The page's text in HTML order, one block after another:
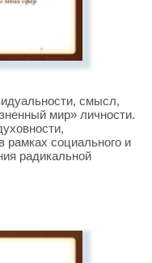
смысл,
мир» личности.
рамках социального и
радикальной